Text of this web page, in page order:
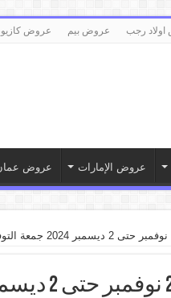
رجب عروض بيم عروض
عروض الإمارات عروض